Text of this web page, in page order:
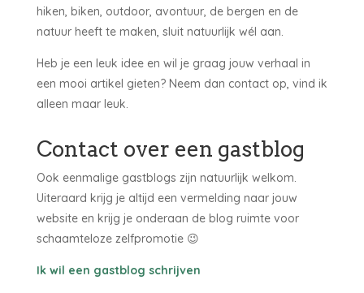
hiken, biken, outdoor, avontuur, de bergen en de
natuur heeft te maken, sluit natuurlijk wél aan.
Heb je een leuk idee en wil je graag jouw verhaal in
een mooi artikel gieten? Neem dan contact op, vind ik
alleen maar leuk.
Contact over een gastblog
Ook eenmalige gastblogs zijn natuurlijk welkom.
Uiteraard krijg je altijd een vermelding naar jouw
website en krijg je onderaan de blog ruimte voor
schaamteloze zelfpromotie 😉
Ik wil een gastblog schrijven